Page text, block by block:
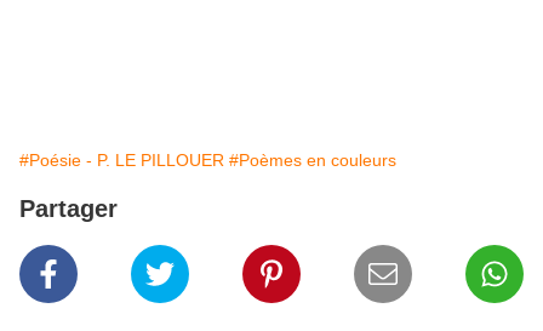
#Poésie - P. LE PILLOUER #Poèmes en couleurs
Partager